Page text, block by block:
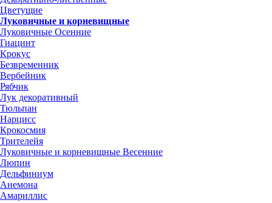
Цветущие
Луковичные и корневищные
Луковичные Осенние
Гиацинт
Крокус
Безвременник
Вербейник
Рябчик
Лук декоративный
Тюльпан
Нарцисс
Крокосмия
Трителейя
Луковичные и корневищные Весенние
Люпин
Дельфиниум
Анемона
Амариллис